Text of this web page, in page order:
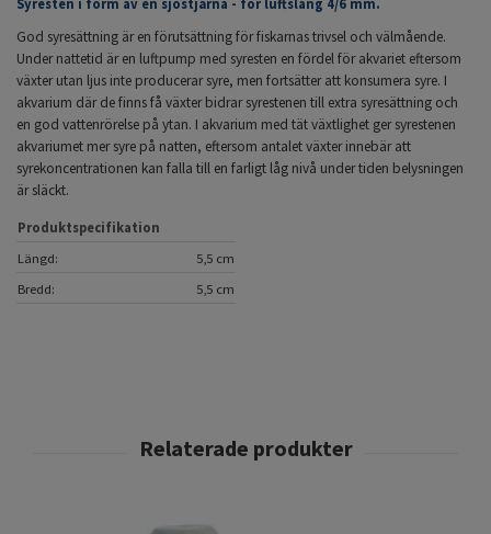
Syresten i form av en sjöstjärna - för luftslang 4/6 mm.
God syresättning är en förutsättning för fiskarnas trivsel och välmående.
Under nattetid är en luftpump med syresten en fördel för akvariet eftersom
växter utan ljus inte producerar syre, men fortsätter att konsumera syre. I
akvarium där de finns få växter bidrar syrestenen till extra syresättning och
en god vattenrörelse på ytan. I akvarium med tät växtlighet ger syrestenen
akvariumet mer syre på natten, eftersom antalet växter innebär att
syrekoncentrationen kan falla till en farligt låg nivå under tiden belysningen
är släckt.
Produktspecifikation
Längd:
5,5 cm
Bredd:
5,5 cm